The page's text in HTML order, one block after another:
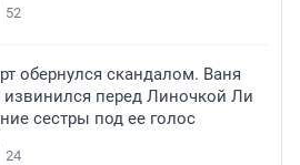
52
обернулся скандалом. Ваня
перед Линочкой Ли
сестры под ее голос
24